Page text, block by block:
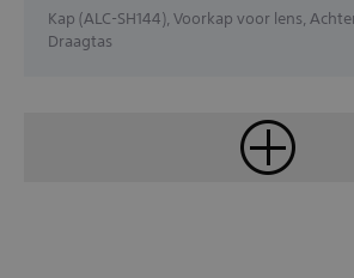
Kap (ALC-SH144), Voorkap voor lens,
Draagtas